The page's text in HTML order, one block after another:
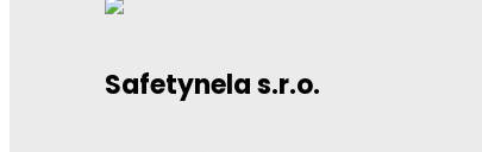
Safetynela s.r.o.